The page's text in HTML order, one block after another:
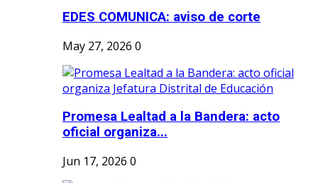
EDES COMUNICA: aviso de corte
May 27, 2026 0
Promesa Lealtad a la Bandera: acto
oficial organiza...
Jun 17, 2026 0